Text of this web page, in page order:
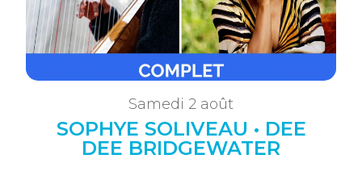
Samedi 2 août
SOPHYE SOLIVEAU • DEE
DEE BRIDGEWATER